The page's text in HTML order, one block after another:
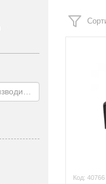
Код: 40766